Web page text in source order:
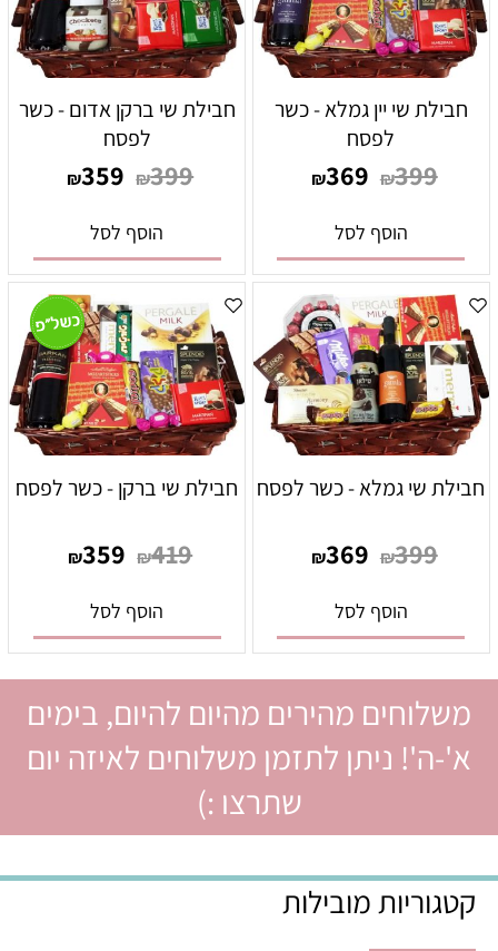
חבילת שי יין גמלא - כשר
לפסח
₪399
₪369
הוסף לסל
חבילת שי ברקן אדום - כשר
לפסח
₪399
₪359
הוסף לסל
חבילת שי גמלא - כשר לפסח
₪399
₪369
הוסף לסל
חבילת שי ברקן - כשר לפסח
₪419
₪359
הוסף לסל
משלוחים מהירים מהיום להיום, בימים
א'-ה'! ניתן לתזמן משלוחים לאיזה יום
שתרצו :)
קטגוריות מובילות